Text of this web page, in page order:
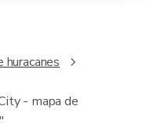
- mapa de